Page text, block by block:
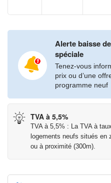
Alerte baisse
spéciale
Tenez-vous
prix ou d’une
programme neuf
TVA à 5,5%
TVA à 5,5% : La TVA à
logements neufs situés en
ou à proximité (300m).